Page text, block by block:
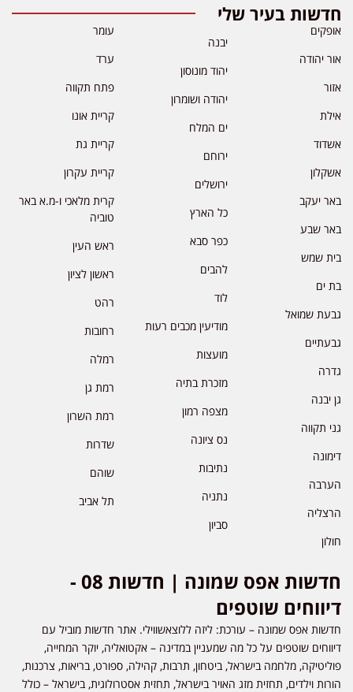
חדשות בעיר שלי
אופקים
אור יהודה
אזור
אילת
אשדוד
אשקלון
באר יעקב
באר שבע
בית שמש
בת ים
גבעת שמואל
גבעתיים
גדרה
גן יבנה
גני תקווה
דימונה
הערבה
הרצליה
חולון
יבנה
יהוד מונוסון
יהודה ושומרון
ים המלח
ירוחם
ירושלים
כל הארץ
כפר סבא
להבים
לוד
מודיעין מכבים רעות
מועצות
מזכרת בתיה
מצפה רמון
נס ציונה
נתיבות
נתניה
סביון
עומר
ערד
פתח תקווה
קריית אונו
קריית גת
קריית עקרון
קרית מלאכי ו-מ.א באר
טוביה
ראש העין
ראשון לציון
רהט
רחובות
רמלה
רמת גן
רמת השרון
שדרות
שוהם
תל אביב
חדשות אפס שמונה | חדשות 08 -
דיווחים שוטפים
חדשות אפס שמונה – עורכת: ליזה ללוצאשווילי. אתר חדשות מוביל עם
דיווחים שוטפים על כל מה שמעניין במדינה – אקטואליה, יוקר המחייה,
פוליטיקה, מלחמה בישראל, ביטחון, תרבות, קהילה, ספורט, בריאות, צרכנות,
הורות וילדים, תחזית מזג האויר בישראל, תחזית אסטרולוגית, בישראל – כולל